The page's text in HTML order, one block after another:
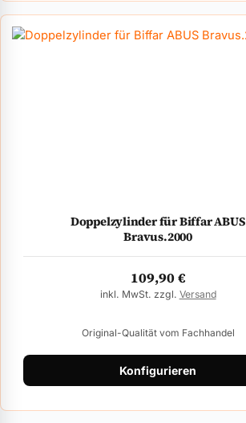
Doppelzylinder für Biffar ABUS
Bravus.2000
109,90€
inkl. MwSt. zzgl. Versand
Original-Qualität vom Fachhandel
Konfigurieren